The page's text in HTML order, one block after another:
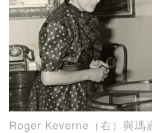
Roger Keverne（右）與瑪